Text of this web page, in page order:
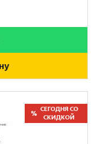
СЕГОДНЯ СО
СКИДКОЙ